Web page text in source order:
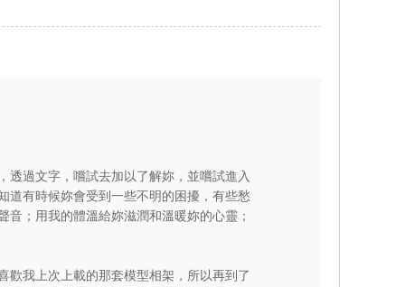
透過文字，嚐試去加以了解妳，並嚐試進入
道有時候妳會受到一些不明的困擾，有些愁
；用我的體溫給妳滋潤和溫暖妳的心靈；
歡我上次上載的那套模型相架，所以再到了